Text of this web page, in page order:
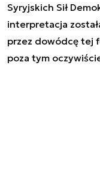
Syryjskich Sił
interpretacja
przez dowódcę tej
poza tym